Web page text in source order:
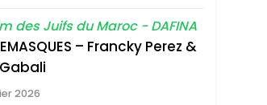
Dis Guerre»: La
Nouvelle Chanson De
Boy George
ISRAÉL JUDAISME
des Juifs du Maroc - DAFINA
– Francky Perez &
2026